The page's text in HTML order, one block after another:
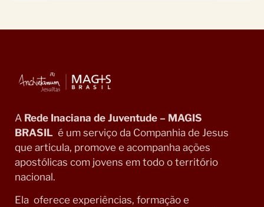
A Rede Inaciana de Juventude – MAGIS
BRASIL é um serviço da Companhia de Jesus
que articula, promove e acompanha ações
apostólicas com jovens em todo o território
nacional.
Ela oferece experiências, formação e